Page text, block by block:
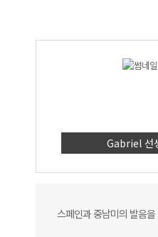
Gabriel 선
스페인과 중남미의 발음